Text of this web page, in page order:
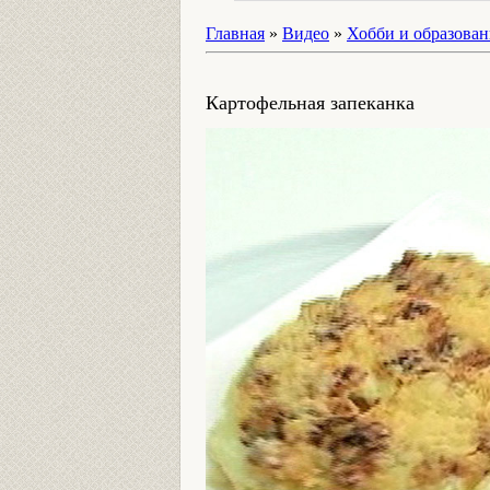
Главная » Видео » Хобби и
Картофельная запеканка